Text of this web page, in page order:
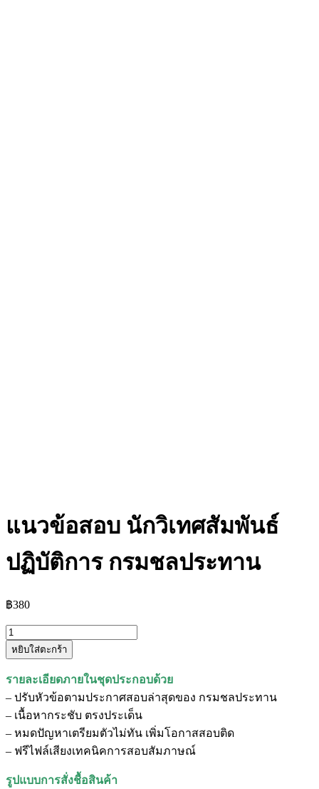
แนวข้อสอบ นักวิเทศสัมพันธ์
ปฏิบัติการ กรมชลประทาน
฿380
จำนวน
แนว
นัก
วิเทศสัมพันธ์
ปฏิบัติ
การ
กรมชลประทาน
ชิ้น
หยิบใส่ตะกร้า
รายละเอียดภายในชุดประกอบด้วย
– ปรับหัวข้อตามประกาศสอบล่าสุดของ กรมชลประทาน
– เนื้อหากระชับ ตรงประเด็น
– หมดปัญหาเตรียมตัวไม่ทัน เพิ่มโอกาสสอบติด
– ฟรีไฟล์เสียงเทคนิคการสอบสัมภาษณ์
รูปแบบการสั่งชื้อสินค้า